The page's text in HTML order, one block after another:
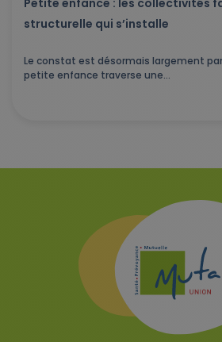
Petite enfance : les collectivités
structurelle qui s’installe
Le constat est désormais largement
petite enfance traverse une...